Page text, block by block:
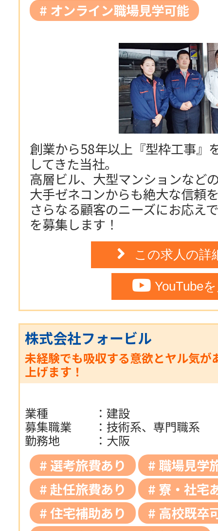
オンライン職場見学可能
創業から58年以上『型枠工事』
してきた当社。
高層ビル、大型マンションなど
大手ゼネコンからも絶大な信頼
さらなる顧客のニーズにお応え
を募集します！
この求人の詳
YouTube
株式会社フォービル
未経験でも吸収する意欲とヤル気が
上げます！
業種 ：建設
募集職業
： 技術系、専門職系
勤務地
： 大阪
選考旅費あり
職場見学
赴任旅費あり
寮・社宅
住宅補助あり
高校既卒